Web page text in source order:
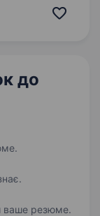
продавців
до
ваше резюме.